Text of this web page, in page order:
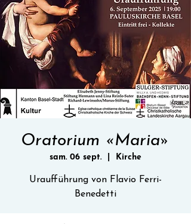
Oratorium «Maria»
sam. 06 sept. Kirche
Uraufführung von Flavio Ferri-
Benedetti